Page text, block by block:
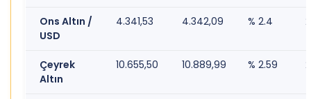
Ons Altın /
USD
4.341,53 4.342,09 % 2.4
Çeyrek
Altın
10.655,50 10.889,99 % 2.59